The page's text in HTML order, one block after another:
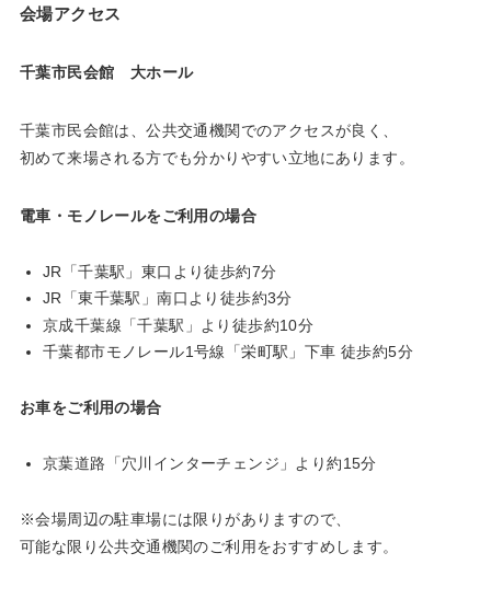
会場アクセス
千葉市民会館 大ホール
千葉市民会館は、公共交通機関でのアクセスが良く、
初めて来場される方でも分かりやすい立地にあります。
電車・モノレールをご利用の場合
JR「千葉駅」東口より徒歩約7分
JR「東千葉駅」南口より徒歩約3分
京成千葉線「千葉駅」より徒歩約10分
千葉都市モノレール1号線「栄町駅」下車 徒歩約5分
お車をご利用の場合
京葉道路「穴川インターチェンジ」より約15分
※会場周辺の駐車場には限りがありますので、
可能な限り公共交通機関のご利用をおすすめします。